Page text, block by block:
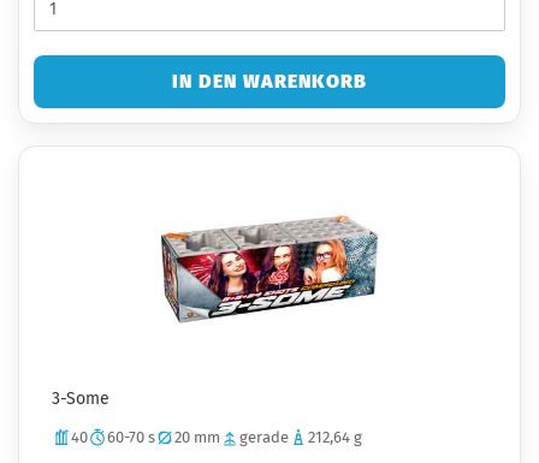
IN DEN WARENKORB
3-Some
40 60-70 s 20 mm gerade 212,64 g